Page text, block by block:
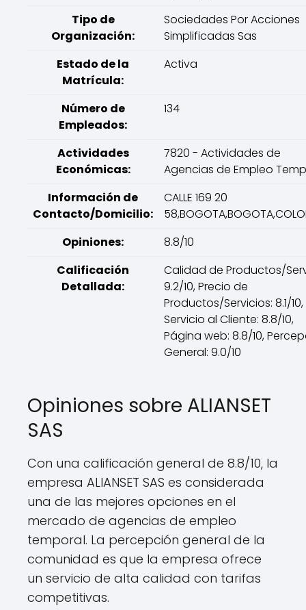
Tipo de
Organización:
Sociedades Por Acciones
Simplificadas Sas
Estado de la
Matrícula:
Activa
Número de
Empleados:
134
Actividades
Económicas:
7820 - Actividades de
Agencias de Empleo
Información de
Contacto/Domicilio:
CALLE 169 20
Opiniones:
8.8/10
Calificación
Detallada:
Calidad de Productos/
9.2/10, Precio de
Productos/Servicios: 8.1/10,
Servicio al Cliente: 8.8/10,
Página web: 8.8/10,
General: 9.0/10
Opiniones sobre ALIANSET
SAS
Con una calificación general de 8.8/10, la
empresa ALIANSET SAS es considerada
una de las mejores opciones en el
mercado de agencias de empleo
temporal. La percepción general de la
comunidad es que la empresa ofrece
un servicio de alta calidad con tarifas
competitivas.